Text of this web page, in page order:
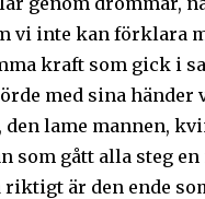
vi inte kan förklara
kraft som gick i
med sina händer
den lame mannen,
som gått alla steg
riktigt är den ende